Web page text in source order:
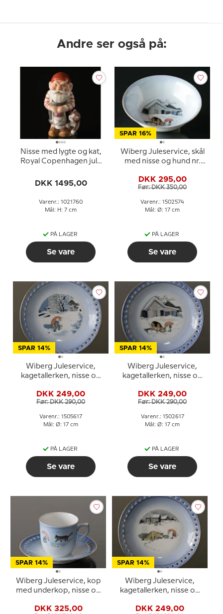
Andre ser også på:
Nisse med lygte og kat,
Royal Copenhagen jule
DKK 1495,00
Varenr.: 1021760
Mål: H: 7 cm
PÅ LAGER
Se vare
SPAR 16%
Wiberg Juleservice, skål
med nisse og hund nr.
DKK 295,00
Før: DKK 350,00
Varenr.: 1502574
Mål: Ø: 17 cm
PÅ LAGER
Se vare
SPAR 14%
Wiberg Juleservice,
kagetallerken, nisse og
3505616
DKK 249,00
Før: DKK 290,00
Varenr.: 1505617
Mål: Ø: 17 cm
PÅ LAGER
Se vare
SPAR 14%
Wiberg Juleservice,
kagetallerken, nisse og
nr. 3502616
DKK 249,00
Før: DKK 290,00
Varenr.: 1502617
Mål: Ø: 17 cm
PÅ LAGER
Se vare
SPAR 14%
Wiberg Juleservice, kop
med underkop, nisse og
3503305
DKK 325,00
SPAR 14%
Wiberg Juleservice,
kagetallerken, nisse og
3501616
DKK 249,00